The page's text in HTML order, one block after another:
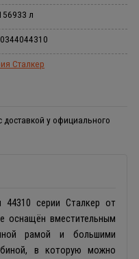
л
Сталкер
доставкой у официального
44310 серии Сталкер от
оснащён вместительным
рамой и большими
в которую можно